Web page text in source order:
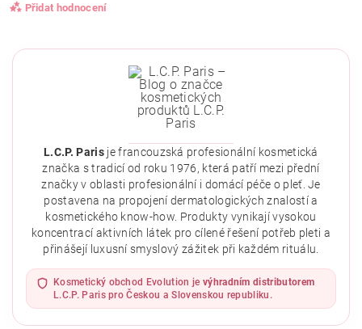
Přidat hodnocení
Vložením hodnocení souhlasíte se
zásadami ochrany
osobních údajů.
L.C.P. Paris je francouzská profesionální kosmetická
značka s tradicí od roku 1976, která patří mezi přední
značky v oblasti profesionální i domácí péče o pleť. Je
postavena na propojení dermatologických znalostí a
kosmetického know-how. Produkty vynikají vysokou
koncentrací aktivních látek pro cílené řešení potřeb pleti a
přinášejí luxusní smyslový zážitek při každém rituálu.
Kosmetický obchod Evolution je výhradním distributorem
L.C.P. Paris pro Českou a Slovenskou republiku.